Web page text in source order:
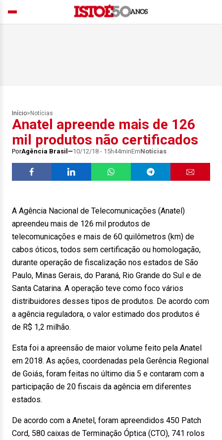
Início> Notícias
Anatel apreende mais de 126
mil produtos não certificados
PorAgência Brasil 10/12/18 - 15h44minEmNotícias
A Agência Nacional de Telecomunicações (Anatel)
apreendeu mais de 126 mil produtos de
telecomunicações e mais de 60 quilômetros (km) de
cabos óticos, todos sem certificação ou homologação,
durante operação de fiscalização nos estados de São
Paulo, Minas Gerais, do Paraná, Rio Grande do Sul e de
Santa Catarina. A operação teve como foco vários
distribuidores desses tipos de produtos. De acordo com
a agência reguladora, o valor estimado dos produtos é
de R$ 1,2 milhão.
Esta foi a apreensão de maior volume feito pela Anatel
em 2018. As ações, coordenadas pela Gerência Regional
de Goiás, foram feitas no último dia 5 e contaram com a
participação de 20 fiscais da agência em diferentes
estados.
De acordo com a Anetel, foram apreendidos 450 Patch
Cord, 580 caixas de Terminação Óptica (CTO), 741 rolos